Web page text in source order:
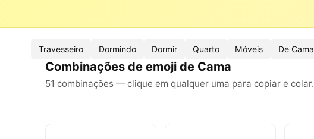
Travesseiro Dormindo Dormir Quarto Móveis De Cama
Combinações de emoji de Cama
51 combinações — clique em qualquer uma para copiar e colar.